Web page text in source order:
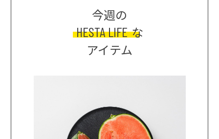
今週の
HESTA LIFE な
アイテム